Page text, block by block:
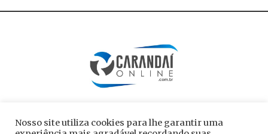
Nosso site utiliza cookies para lhe garantir uma